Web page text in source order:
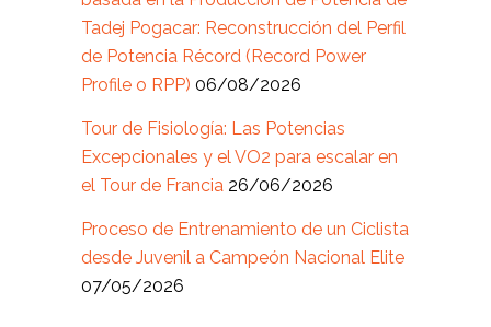
Tadej Pogacar: Reconstrucción del Perfil
de Potencia Récord (Record Power
Profile o RPP) 06/08/2026
Tour de Fisiología: Las Potencias
Excepcionales y el VO2 para escalar en
el Tour de Francia 26/06/2026
Proceso de Entrenamiento de un Ciclista
desde Juvenil a Campeón Nacional Elite
07/05/2026